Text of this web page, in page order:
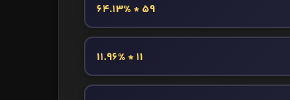
59 * 64.13%
11 * 11.96%